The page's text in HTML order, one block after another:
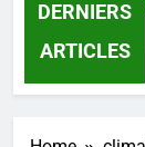
DERNIERS
ARTICLES
2 Jours Ago